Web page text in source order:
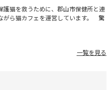
猫を救うために、郡山市保健所と連
がら猫カフェを運営しています。 驚
一覧を見る